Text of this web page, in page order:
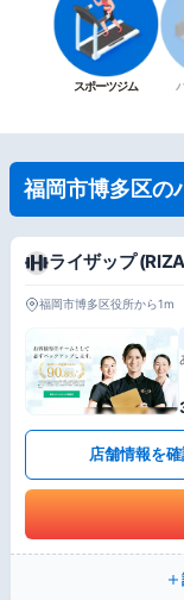
スポーツジム
福岡市博多区の
ライザップ
福岡市博多区役所から1m
店舗情報を